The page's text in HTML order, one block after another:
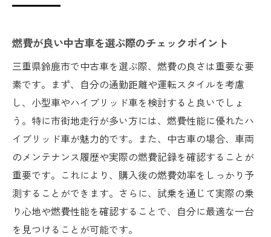
燃費が良い中古車を選ぶ際のチェックポイント
三重県鈴鹿市で中古車を選ぶ際、燃費の良さは重要な要
素です。まず、自分の通勤距離や運転スタイルを考慮
し、小型車やハイブリッド車を検討すると良いでしょ
う。特に市街地走行が多い方には、燃費性能に優れたハ
イブリッド車が魅力的です。また、中古車の場合、車両
のメンテナンス履歴や実際の燃費記録を確認することが
重要です。これにより、購入後の燃費効率をしっかり予
測することができます。さらに、試乗を通じて実際の乗
り心地や燃費性能を確認することで、自分に最適な一台
を見つけることが可能です。